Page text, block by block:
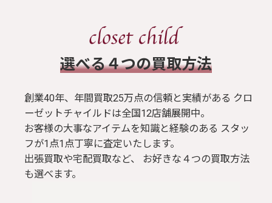
​選べる４つの買取方法
創業40年、年間買取25万点の信頼と実績がある クロ
ーゼットチャイルドは全国12店舗展開中。
お客様の大事なアイテムを知識と経験のある スタッ
フが1点1点丁寧に査定いたします。
出張買取や宅配買取など、 お好きな４つの買取方法
も選べます。